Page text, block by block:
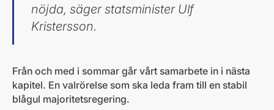
nöjda, säger statsminister Ulf
Kristersson.
Från och med i sommar går vårt samarbete in i nästa
kapitel. En valrörelse som ska leda fram till en stabil
blågul majoritetsregering.